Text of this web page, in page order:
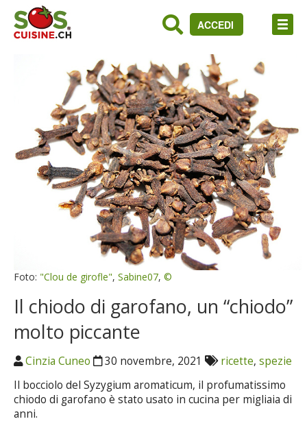
ACCEDI
Foto: "Clou de girofle", Sabine07, ©
Il chiodo di garofano, un “chiodo”
molto piccante
Cinzia Cuneo 30 novembre, 2021 ricette, spezie
Il bocciolo del Syzygium aromaticum, il profumatissimo
chiodo di garofano è stato usato in cucina per migliaia di
anni.